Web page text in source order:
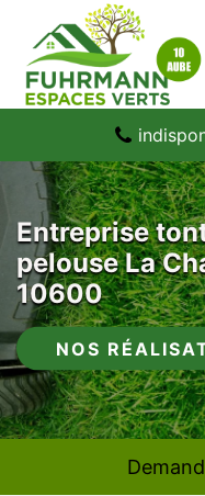
Entreprise
pelouse La
10600
NOS